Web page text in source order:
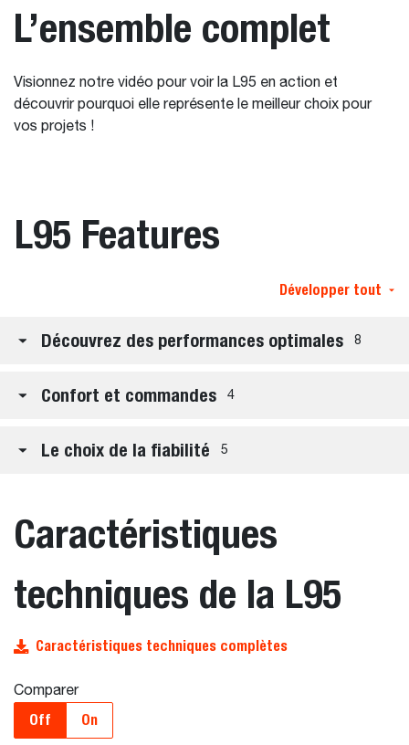
L’ensemble complet
Visionnez notre vidéo pour voir la L95 en action et
découvrir pourquoi elle représente le meilleur choix pour
vos projets !
L95 Features
Développer tout
Découvrez des performances optimales 8
Confort et commandes 4
Le choix de la fiabilité 5
Caractéristiques
techniques de la L95
Caractéristiques techniques complètes
Comparer
Off On